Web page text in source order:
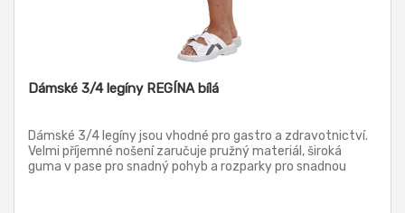
Dámské 3/4 legíny REGÍNA bílá
Dámské 3/4 legíny jsou vhodné pro gastro a zdravotnictví.
Velmi příjemné nošení zaručuje pružný materiál, široká
guma v pase pro snadný pohyb a rozparky pro snadnou